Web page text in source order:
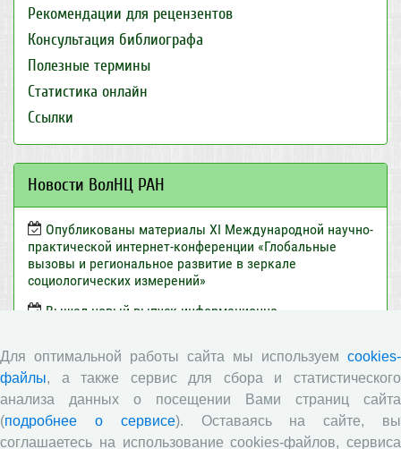
Рекомендации для рецензентов
Консультация библиографа
Полезные термины
Статистика онлайн
Ссылки
Новости ВолНЦ РАН
Опубликованы материалы XI Международной научно-
практической интернет-конференции «Глобальные
вызовы и региональное развитие в зеркале
социологических измерений»
Вышел новый выпуск информационно-
посвященный результатам социологического опроса
жителей Вологодской области в июне 2026 года
Развитие академической науки в регионе: круглый
стол с участием представителей Санкт‑Петербурга и
Вологодской области
Для оптимальной работы сайта мы используем cookies-
файлы, а также сервис для сбора и статистического
анализа данных о посещении Вами страниц сайта
(подробнее о сервисе). Оставаясь на сайте, вы
соглашаетесь на использование cookies-файлов, сервиса